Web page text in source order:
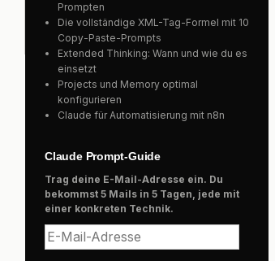
Prompten
Die vollständige XML-Tag-Formel mit 10
Copy-Paste-Prompts
Extended Thinking: Wann und wie du es
einsetzt
Projects und Memory optimal
konfigurieren
Claude für Automatisierung mit n8n
Claude Prompt-Guide
Trag deine E-Mail-Adresse ein. Du
bekommst 5 Mails in 5 Tagen, jede mit
einer konkreten Technik.